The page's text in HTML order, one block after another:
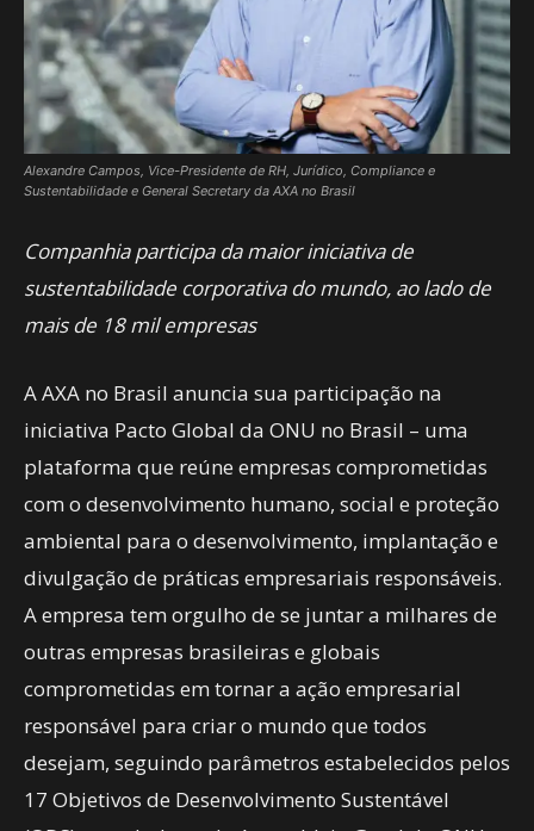
Alexandre Campos, Vice-Presidente de RH, Jurídico, Compliance e
Sustentabilidade e General Secretary da AXA no Brasil
Companhia participa da maior iniciativa de
sustentabilidade corporativa do mundo, ao lado de
mais de 18 mil empresas
A AXA no Brasil anuncia sua participação na
iniciativa Pacto Global da ONU no Brasil – uma
plataforma que reúne empresas comprometidas
com o desenvolvimento humano, social e proteção
ambiental para o desenvolvimento, implantação e
divulgação de práticas empresariais responsáveis.
A empresa tem orgulho de se juntar a milhares de
outras empresas brasileiras e globais
comprometidas em tornar a ação empresarial
responsável para criar o mundo que todos
desejam, seguindo parâmetros estabelecidos pelos
17 Objetivos de Desenvolvimento Sustentável